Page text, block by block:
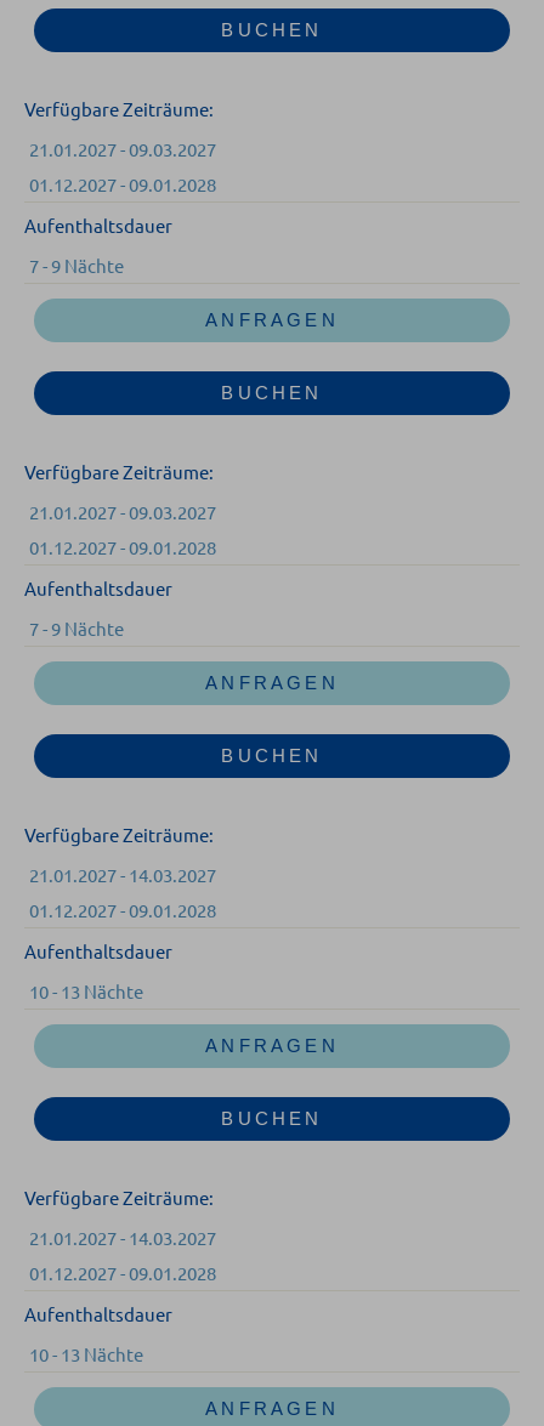
BUCHEN
Verfügbare Zeiträume:
21.01.2027 - 09.03.2027
01.12.2027 - 09.01.2028
Aufenthaltsdauer
7 - 9 Nächte
ANFRAGEN
BUCHEN
Verfügbare Zeiträume:
21.01.2027 - 09.03.2027
01.12.2027 - 09.01.2028
Aufenthaltsdauer
7 - 9 Nächte
ANFRAGEN
BUCHEN
Verfügbare Zeiträume:
21.01.2027 - 14.03.2027
01.12.2027 - 09.01.2028
Aufenthaltsdauer
10 - 13 Nächte
ANFRAGEN
BUCHEN
Verfügbare Zeiträume:
21.01.2027 - 14.03.2027
01.12.2027 - 09.01.2028
Aufenthaltsdauer
10 - 13 Nächte
ANFRAGEN